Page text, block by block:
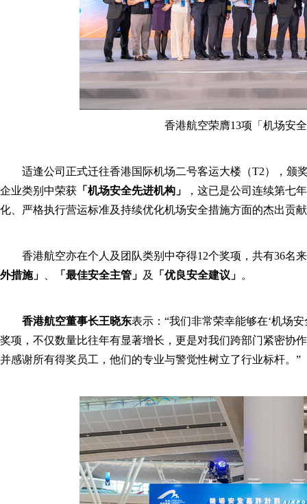
香港航空荣膺13项「机场安
适逢公司正式迁往香港国际机场二号客运大楼（T2），颁
企业类别中荣获 「机场安全先进机构」
，这已是公司连续第七
化、严格执行营运标准及持续优化机场安全措施方面的杰出贡
香港航空亦在个人及团队类别中夺得12个奖项，共有36名
外措施」
「最佳安全主管」 及 「优良安全建议」 。
香港航空董事长王晓东表示： “我们非常荣幸能够在‘机场安
奖项，不仅数量比往年有显著增长，更是对我们跨部门紧密协
并感谢所有得奖员工，他们的专业与警觉性树立了行业标杆。 ”